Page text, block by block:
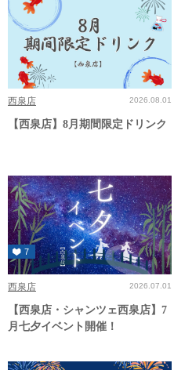
西泉店 2026.08.01
【西泉店】8月期間限定ドリンク
7
西泉店 2026.07.01
【西泉店・シャンツェ西泉店】7
月七夕イベント開催！